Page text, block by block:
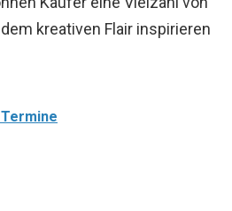
kreativen Flair inspirieren